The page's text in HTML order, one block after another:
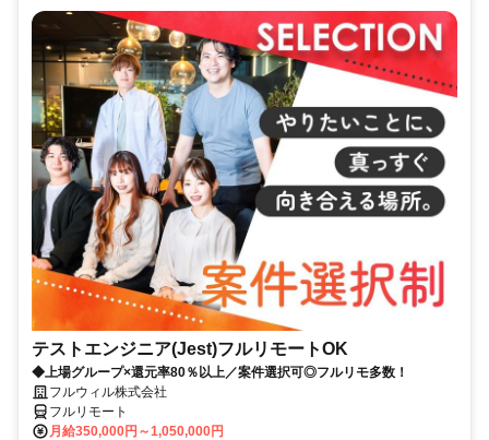
テストエンジニア(Jest)フルリモートOK
◆上場グループ×還元率80％以上／案件選択可◎フルリモ多数！
フルウィル株式会社
フルリモート
月給350,000円～1,050,000円